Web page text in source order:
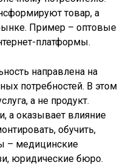
товар, а
Пример – оптовые
платформы.
направлена на
потребностей. В этом
а не продукт.
а оказывает влияние
обучить,
– медицинские
юридические бюро.